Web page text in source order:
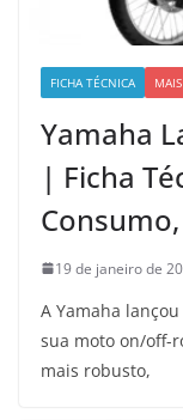
FICHA TÉCNICA
Yamaha
| Ficha
19 de janeiro de
A Yamaha
sua moto on/off-
mais robusto,